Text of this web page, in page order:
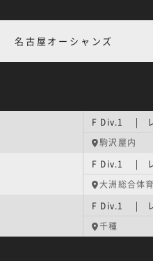
名古屋オーシャンズ
F Div.1 | レ
駒沢屋内
F Div.1 | レ
大洲総合体
F Div.1 | レ
千種